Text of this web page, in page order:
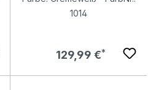
1014
Regulärer Preis:
129,99 €